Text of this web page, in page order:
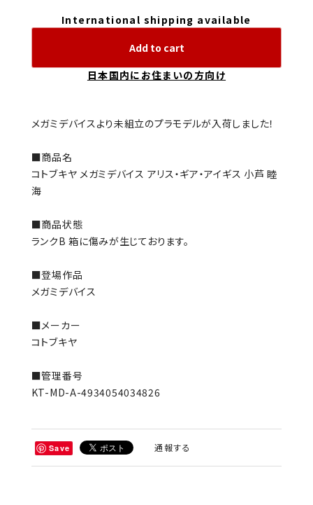
International shipping available
Add to cart
日本国内にお住まいの方向け
メガミデバイスより未組立のプラモデルが入荷しました！
■商品名
コトブキヤ メガミデバイス アリス・ギア・アイギス 小芦 睦
海
■商品状態
ランクB 箱に傷みが生じております。
■登場作品
メガミデバイス
■メーカー
コトブキヤ
■管理番号
KT-MD-A-4934054034826
Save 通報する